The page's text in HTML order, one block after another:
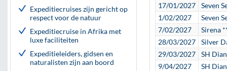
Expeditiecruises zijn gericht op
respect voor de natuur
Expeditiecruise in Afrika met
luxe faciliteiten
Expeditieleiders, gidsen en
naturalisten zijn aan boord
17/01/2027
Seven
1/02/2027
Seven
7/02/2027
Sirena
28/03/2027
Silver
29/03/2027
SH
9/04/2027
SH